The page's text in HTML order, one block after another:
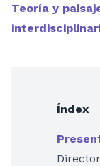
Teoría y
Índex